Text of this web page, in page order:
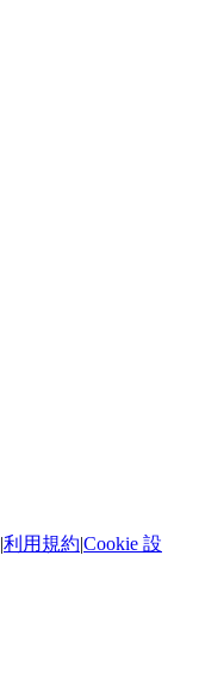
|利用規約|Cookie 設